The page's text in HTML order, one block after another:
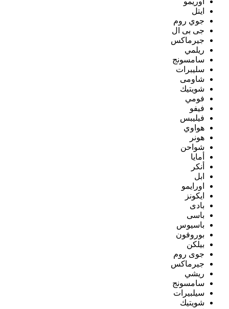
ايتل
جوي روم
جى بى ال
جيرماكس
ريلمي
سامسونج
سليبرات
شاومى
شويتيك
فومي
فيفو
فيليبس
هواوي
هونر
شواحن
أمايا
أنكر
ابل
اورايمو
ايكونز
بادى
باسى
باسيوس
بوروفون
بيلكن
جوى روم
جيرماكس
ريشي
سامسونج
سيلبيرات
شويتيك